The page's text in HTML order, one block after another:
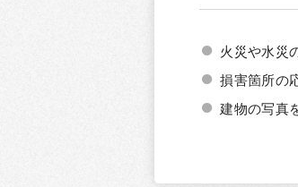
火災や水災
損害箇所の
建物の写真